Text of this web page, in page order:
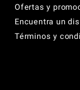
Ofertas y
Encuentra un
Términos y